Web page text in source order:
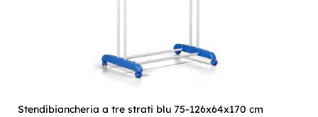
Stendibiancheria a tre strati blu 75-126x64x170 cm